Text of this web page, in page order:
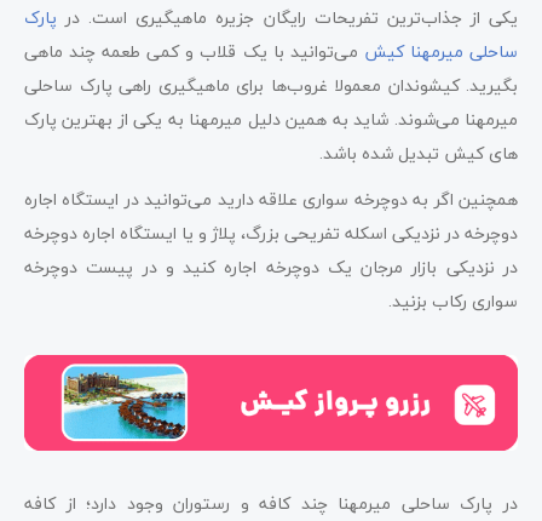
یکی از جذاب‌ترین تفریحات رایگان جزیره ماهیگیری است. در پارک
ساحلی میرمهنا کیش می‌توانید با یک قلاب و کمی طعمه چند ماهی
بگیرید. کیشوندان معمولا غروب‌ها برای ماهیگیری راهی پارک ساحلی
میرمهنا می‌شوند. شاید به همین دلیل میرمهنا به یکی از بهترین پارک
های کیش تبدیل شده باشد.
همچنین اگر به دوچرخه سواری علاقه دارید می‌توانید در ایستگاه اجاره
دوچرخه در نزدیکی اسکله تفریحی بزرگ، پلاژ و یا ایستگاه اجاره دوچرخه
در نزدیکی بازار مرجان یک دوچرخه اجاره کنید و در پیست دوچرخه
سواری رکاب بزنید.
در پارک ساحلی میرمهنا چند کافه و رستوران وجود دارد؛ از کافه